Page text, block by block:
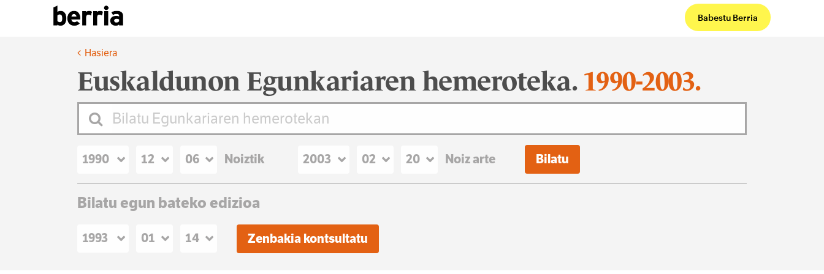
Babestu Berria
Hasiera
Euskaldunon Egunkariaren hemeroteka. 1990-2003.
Noiztik Noiz arte
Bilatu egun bateko edizioa